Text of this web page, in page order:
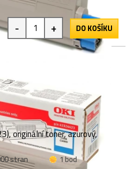
- + DO KOŠÍKU
originální toner, azurový,
stran
1 bod